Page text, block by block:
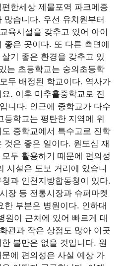
한세상 제물포역 파크메종
많습니다. 우선 유치원부터
육시설을 갖추고 있어 아이
좋은 곳이다. 또 다른 측면에
기 좋은 환경을 갖추고 있
는 초등학교는 숭의초등학
두 배정된 학교이다. 역사가
. 이후 미추홀중학교로 진
니다. 인근에 중학교가 다수
등학교는 평탄한 지역에 위
중학교에서 특수고로 진학
것은 좋은 일이다. 원도심 재
두 활용하기 때문에 편의성
시설은 도보 거리에 있습니
과 인천지방합동청이 있다.
장 등 전통시장과 슈퍼마켓
한 부분은 병원이다. 인하대
원이 근처에 있어 빠르게 대
관과 작은 상점도 많아 이곳
불만은 없을 것입니다. 원
에 편의성은 사실 예상 가